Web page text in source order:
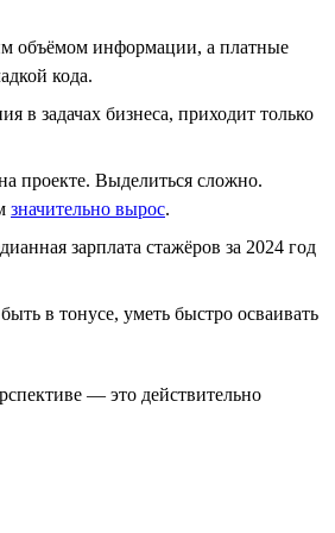
объёмом информации, а платные
кода.
в задачах бизнеса, приходит только
проекте. Выделиться сложно.
значительно вырос.
зарплата стажёров за 2024 год
в тонусе, уметь быстро осваивать
— это действительно